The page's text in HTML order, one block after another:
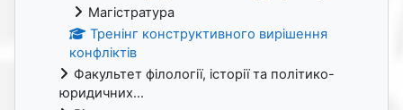
Магістратура
Тренінг конструктивного вирішення
конфліктів
Факультет філології, історії та політико-
юридичних...